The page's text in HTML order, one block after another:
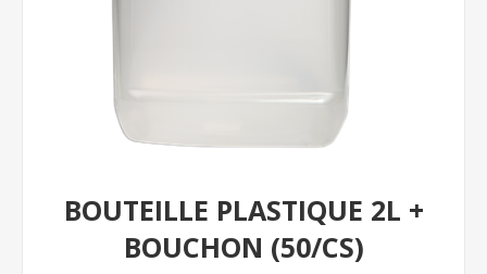
BOUTEILLE PLASTIQUE 2L +
BOUCHON (50/CS)